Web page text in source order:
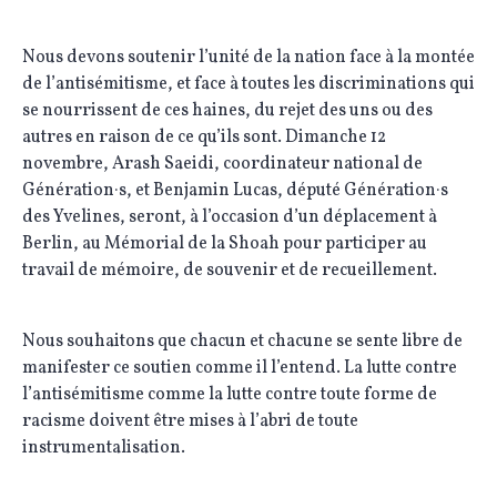
Nous devons soutenir l’unité de la nation face à la montée
de l’antisémitisme, et face à toutes les discriminations qui
se nourrissent de ces haines, du rejet des uns ou des
autres en raison de ce qu’ils sont. Dimanche 12
novembre, Arash Saeidi, coordinateur national de
Génération·s, et Benjamin Lucas, député Génération·s
des Yvelines, seront, à l’occasion d’un déplacement à
Berlin, au Mémorial de la Shoah pour participer au
travail de mémoire, de souvenir et de recueillement.
Nous souhaitons que chacun et chacune se sente libre de
manifester ce soutien comme il l’entend. La lutte contre
l’antisémitisme comme la lutte contre toute forme de
racisme doivent être mises à l’abri de toute
instrumentalisation.